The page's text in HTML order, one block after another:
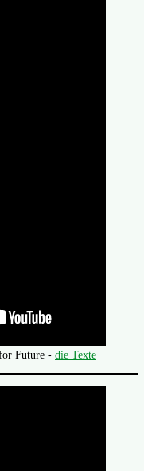
Future - die Texte